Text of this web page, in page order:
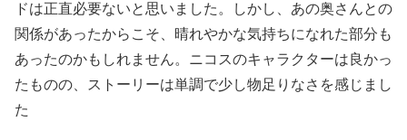
ドは正直必要ないと思いました。しかし、あの奥さんとの
関係があったからこそ、晴れやかな気持ちになれた部分も
あったのかもしれません。ニコスのキャラクターは良かっ
たものの、ストーリーは単調で少し物足りなさを感じまし
た